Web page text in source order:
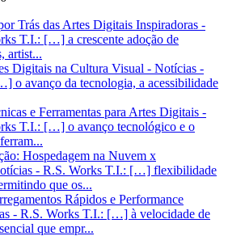
Trás das Artes Digitais Inspiradoras -
T.I.: […] a crescente adoção de
artist...
Digitais na Cultura Visual - Notícias -
o avanço da tecnologia, a acessibilidade
e Ferramentas para Artes Digitais -
T.I.: […] o avanço tecnológico e o
Hospedagem na Nuvem x
- R.S. Works T.I.: […] flexibilidade
que os...
Rápidos e Performance
- R.S. Works T.I.: […] à velocidade de
que empr...